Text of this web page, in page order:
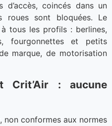
coincés dans un
roues sont bloquées. Le
tous les profils : berlines,
fourgonnettes et petits
marque, de motorisation
Crit’Air : aucune
non conformes aux normes